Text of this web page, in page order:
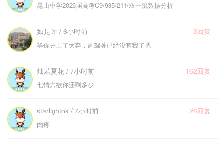
昆山中学2026届高考C9/985/211/双一流数据分析
如是许 / 6小时前 3回复
等你开上了大奔，副驾驶已经没有我了吧
灿若夏花 / 7小时前 162回复
七情六欲你还剩多少
starlightok / 7小时前 26回复
肉疼